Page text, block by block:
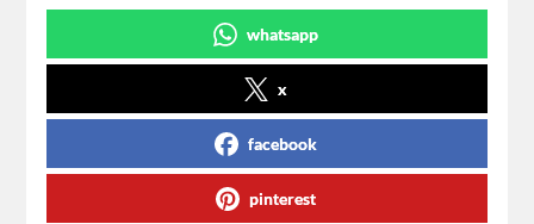
whatsapp
x
facebook
pinterest